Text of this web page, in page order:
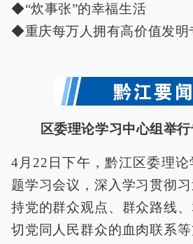
◆“炊事张”的幸福生活
◆重庆每万人拥有高价值发明
区委理论学习中心组举
4月22日下午，黔江区委理
题学习会议，深入学习贯彻
持党的群众观点、群众路线
切党同人民群众的血肉联系等